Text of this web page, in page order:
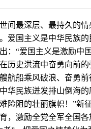
最深层、最持久的情
爱国主义是中华民族的
：“爱国主义是激励中
历史洪流中奋勇向前
航船乘风破浪、奋勇
华民族迸发排山倒海
险阻的壮丽旗帜！”新
，激励全党全军全国